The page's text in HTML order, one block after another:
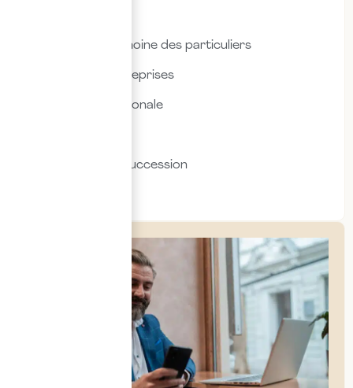
Fiscalité & patrimoine des particuliers
Fiscalité des entreprises
Fiscalité internationale
Transmission & succession